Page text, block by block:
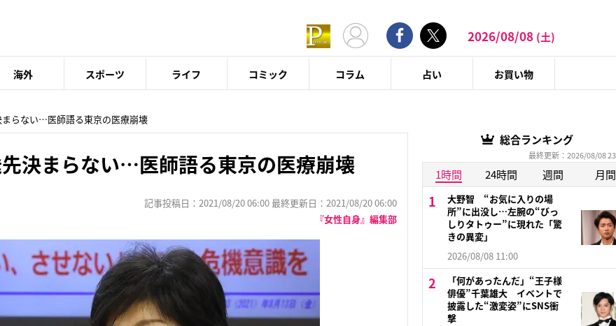
2026/08/08 (土)
海外 スポーツ ライフ コミック コラム 占い お買い物
まらない…医師語る東京の医療崩壊
決まらない…医師語る東京の医療崩壊
記事投稿日：2021/08/20 06:00 最終更新日：2021/08/20 06:00
『女性自身』編集部
総合ランキング
最終更新：2026/08/08
1時間 24時間 週間 月間
大野智 “お気に入りの場
所”に出没し…左腕の“びっ
しりタトゥー”に現れた「驚
きの異変」
2026/08/08 11:00
「何があったんだ」“王子様
俳優”千葉雄大 イベントで
披露した“激変姿”にSNS衝
撃